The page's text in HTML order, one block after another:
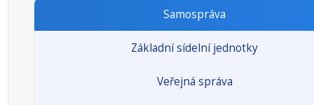
Samospráva
Základní sídelní jednotky
Veřejná správa